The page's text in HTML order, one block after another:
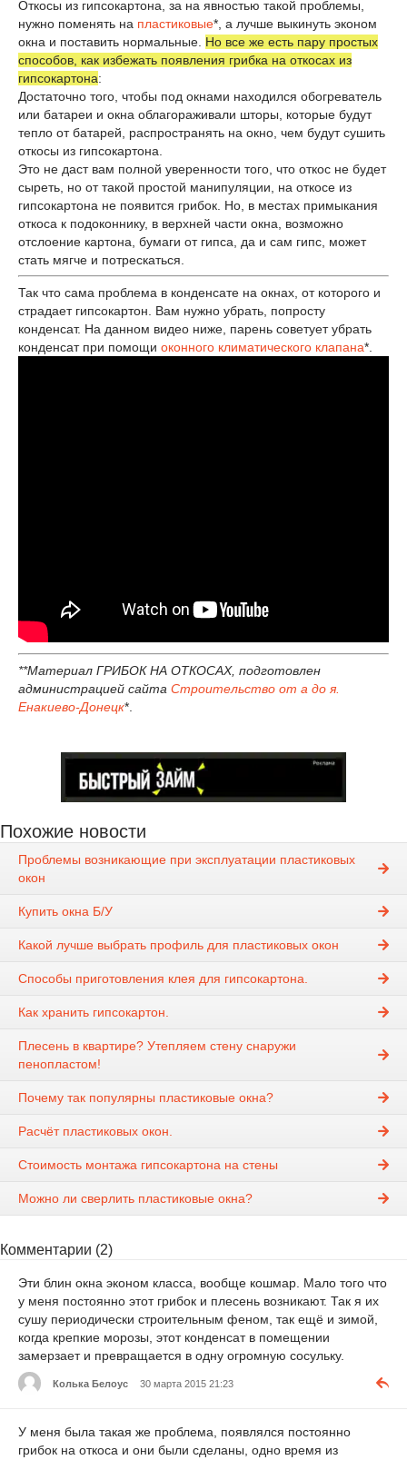
Откосы из гипсокартона, за на явностью такой проблемы,
нужно поменять на пластиковые*, а лучше выкинуть эконом
окна и поставить нормальные. Но все же есть пару простых
способов, как избежать появления грибка на откосах из
гипсокартона:
Достаточно того, чтобы под окнами находился обогреватель
или батареи и окна облагораживали шторы, которые будут
тепло от батарей, распространять на окно, чем будут сушить
откосы из гипсокартона.
Это не даст вам полной уверенности того, что откос не будет
сыреть, но от такой простой манипуляции, на откосе из
гипсокартона не появится грибок. Но, в местах примыкания
откоса к подоконнику, в верхней части окна, возможно
отслоение картона, бумаги от гипса, да и сам гипс, может
стать мягче и потрескаться.
Так что сама проблема в конденсате на окнах, от которого и
страдает гипсокартон. Вам нужно убрать, попросту
конденсат. На данном видео ниже, парень советует убрать
конденсат при помощи оконного климатического клапана*.
**Материал ГРИБОК НА ОТКОСАХ, подготовлен
администрацией сайта Строительство от а до я.
Енакиево-Донецк*.
Похожие новости
Проблемы возникающие при эксплуатации пластиковых
окон
Купить окна Б/У
Какой лучше выбрать профиль для пластиковых окон
Способы приготовления клея для гипсокартона.
Как хранить гипсокартон.
Плесень в квартире? Утепляем стену снаружи
пенопластом!
Почему так популярны пластиковые окна?
Расчёт пластиковых окон.
Стоимость монтажа гипсокартона на стены
Можно ли сверлить пластиковые окна?
Комментарии (2)
Эти блин окна эконом класса, вообще кошмар. Мало того что
у меня постоянно этот грибок и плесень возникают. Так я их
сушу периодически строительным феном, так ещё и зимой,
когда крепкие морозы, этот конденсат в помещении
замерзает и превращается в одну огромную сосульку.
Колька Белоус 30 марта 2015 21:23
У меня была такая же проблема, появлялся постоянно
грибок на откоса и они были сделаны, одно время из